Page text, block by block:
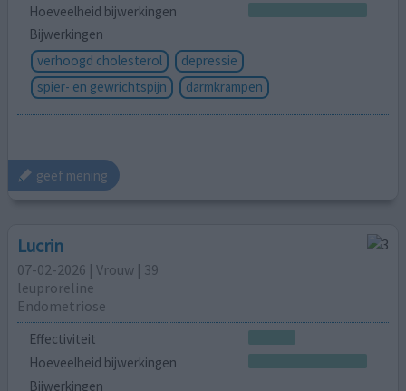
Hoeveelheid bijwerkingen
Bijwerkingen
verhoogd cholesterol
depressie
spier- en gewrichtspijn
darmkrampen
geef mening
Lucrin
07-02-2026 | Vrouw | 39
leuproreline
Endometriose
Effectiviteit
Hoeveelheid bijwerkingen
Bijwerkingen